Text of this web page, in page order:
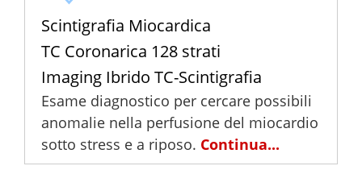
Scintigrafia Miocardica
TC Coronarica 128 strati
Imaging Ibrido TC-Scintigrafia
Esame diagnostico per cercare possibili
anomalie nella perfusione del miocardio
sotto stress e a riposo. Continua...